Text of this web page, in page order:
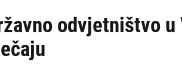
odvjetništvo